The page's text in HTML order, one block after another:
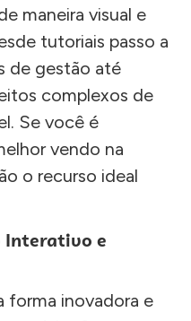
maneira visual e
tutoriais passo a
de gestão até
complexos de
Se você é
vendo na
o recurso ideal
Interativo e
forma inovadora e